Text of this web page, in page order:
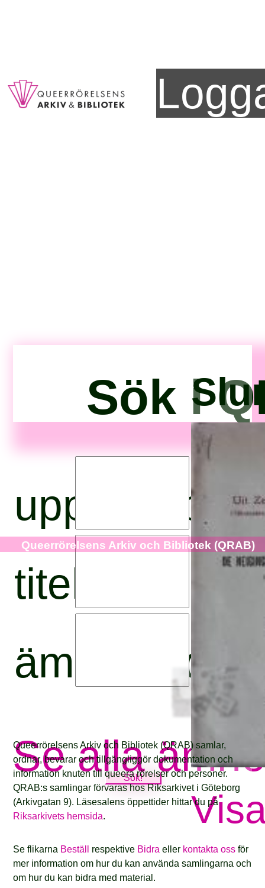
Sök i
titel:
ämnesord:
Se alla
Queerrörelsens Arkiv och Bibliotek (QRAB)
Queerrörelsens Arkiv och Bibliotek (QRAB) samlar,
ordnar, bevarar och tillgängliggör dokumentation och
information knuten till queera rörelser och personer.
QRAB:s samlingar förvaras hos Riksarkivet i Göteborg
(Arkivgatan 9). Läsesalens öppettider hittar du på
Riksarkivets hemsida.
Se flikarna Beställ respektive Bidraeller kontakta ossför
mer information om hur du kan använda samlingarna och
om hur du kan bidra med material.